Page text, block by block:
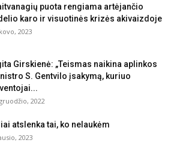
puota rengiama artėjančio
karo ir visuotinės krizės akivaizdoje
2023
Girskienė: „Teismas naikina aplinkos
S. Gentvilo įsakymą, kuriuo
2022
atslenka tai, ko nelaukėm
2023